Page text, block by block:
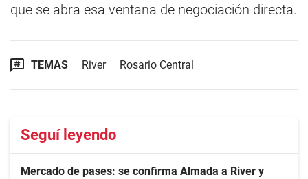
que se abra esa ventana de negociación directa.
TEMAS River Rosario Central
Seguí leyendo
Mercado de pases: se confirma Almada a River y